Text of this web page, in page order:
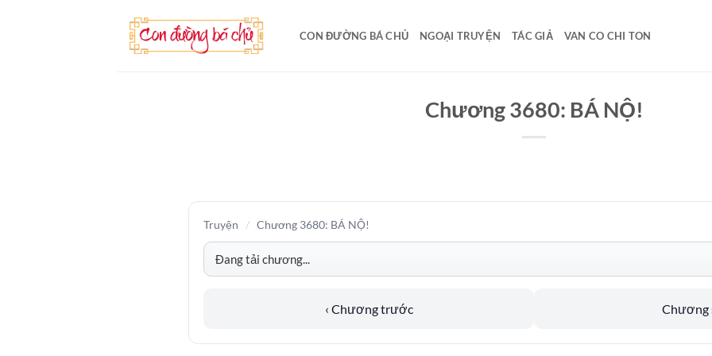
CON ĐƯỜNG BÁ CHỦ NGOẠI TRUYỆN TÁC GIẢ VAN CO CHI TON
Chương 3680: BÁ NỘ!
Truyện / Chương 3680: BÁ NỘ!
‹ Chương trước Chương